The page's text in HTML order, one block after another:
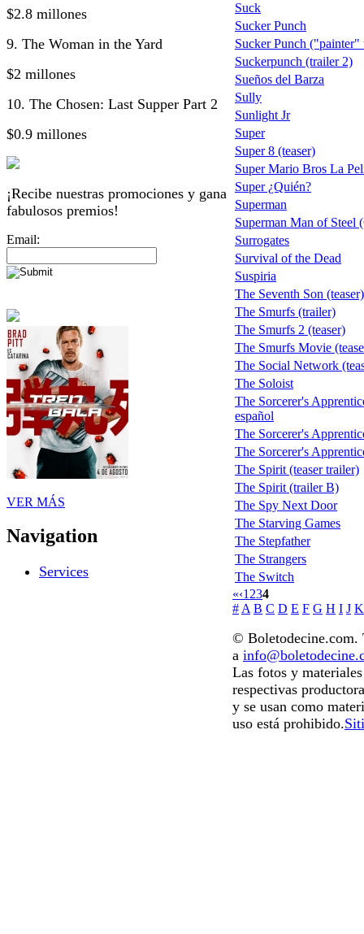
$2.8 millones
9. The Woman in the Yard
$2 millones
10. The Chosen: Last Supper Part 2
$0.9 millones
¡Recibe nuestras promociones y gana
fabulosos premios!
Email:
VER MÁS
Navigation
Services
Suck
Sucker Punch
Sucker Punch ("painter"
Suckerpunch (trailer 2)
Sueños del Barza
Sully
Sunlight Jr
Super
Super 8 (teaser)
Super Mario Bros La
Super ¿Quién?
Superman
Superman Man of Steel
Surrogates
Survival of the Dead
Suspiria
The Seventh Son (teaser)
The Smurfs (trailer)
The Smurfs 2 (teaser)
The Smurfs Movie
The Social Network
The Soloist
The Sorcerer's
español
The Sorcerer's
The Sorcerer's
The Spirit (teaser trailer)
The Spirit (trailer B)
The Spy Next Door
The Starving Games
The Stepfather
The Strangers
The Switch
«‹1 234
# A B C D E F G H I J K
© Boletodecine.com.
a
Las fotos y
respectivas
y se usan como
uso está prohibido.